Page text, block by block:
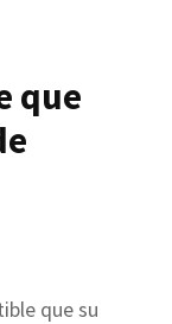
que
que su